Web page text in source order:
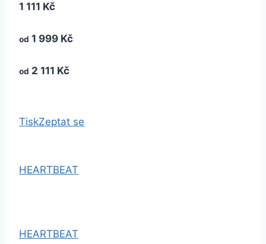
1 111 Kč
od 1 999 Kč
od 2 111 Kč
TiskZeptat se
HEARTBEAT
HEARTBEAT